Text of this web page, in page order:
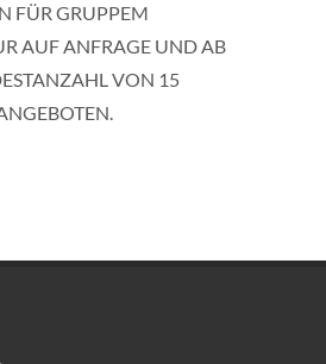
FÜR GRUPPEM
AUF ANFRAGE UND AB
VON 15